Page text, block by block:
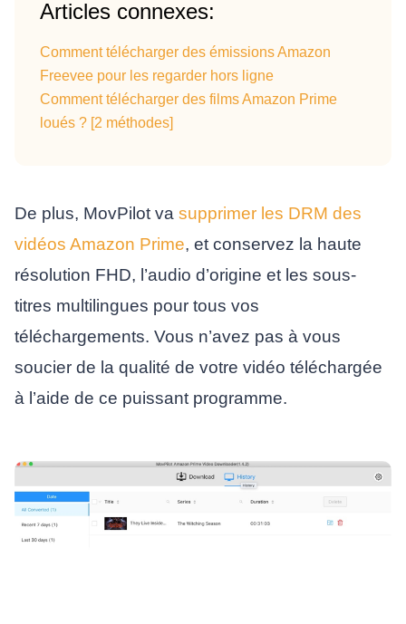
Articles connexes:
Comment télécharger des émissions Amazon
Freevee pour les regarder hors ligne
Comment télécharger des films Amazon Prime
loués ? [2 méthodes]
De plus, MovPilot va supprimer les DRM des
vidéos Amazon Prime, et conservez la haute
résolution FHD, l’audio d’origine et les sous-
titres multilingues pour tous vos
téléchargements. Vous n’avez pas à vous
soucier de la qualité de votre vidéo téléchargée
à l’aide de ce puissant programme.